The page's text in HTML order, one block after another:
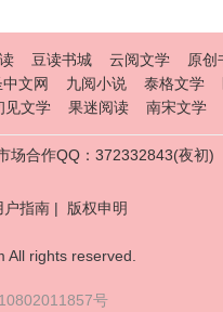
豆读书城 云阅文学 原创
文网 九阅小说 泰格文学
见文学 果迷阅读 南宋文学
场合作QQ：372332843(夜初)
户指南 | 版权申明
rights reserved.
号